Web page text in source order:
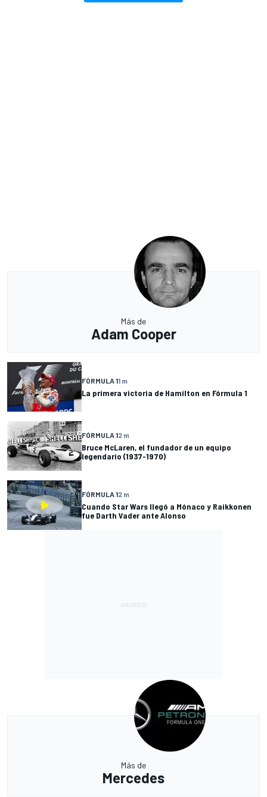
Más de
Adam Cooper
FÓRMULA 11 m
La primera victoria de Hamilton en Fórmula 1
FÓRMULA 12 m
Bruce McLaren, el fundador de un equipo
legendario (1937-1970)
FÓRMULA 12 m
Cuando Star Wars llegó a Mónaco y Raikkonen
fue Darth Vader ante Alonso
Más de
Mercedes